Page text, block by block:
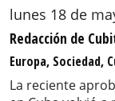
lunes 18 de
Redacción de
Europa, Sociedad,
La reciente